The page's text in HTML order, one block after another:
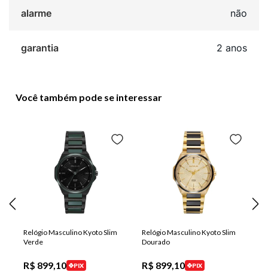
alarme não
garantia 2 anos
Você também pode se interessar
Relógio Masculino Kyoto Slim
Verde
R$ 899,10
PIX
Relógio Masculino Kyoto Slim
Dourado
R$ 899,10
PIX